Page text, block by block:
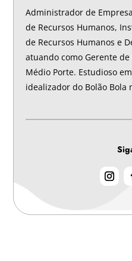
Administrador de
de Recursos Humanos,
de Recursos Humanos e
atuando como Gerente
Médio Porte. Estudioso
idealizador do Bolão Bola